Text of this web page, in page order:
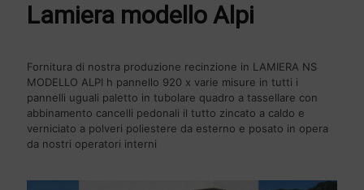
Lamiera modello Alpi
Fornitura di nostra produzione recinzione in LAMIERA NS
MODELLO ALPI h pannello 920 x varie misure in tutti i
pannelli uguali paletto in tubolare quadro a tassellare con
abbinamento cancelli pedonali il tutto zincato a caldo e
verniciato a polveri poliestere da esterno e posato in opera
da nostri operatori interni